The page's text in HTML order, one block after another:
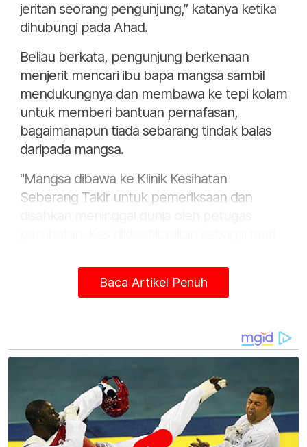
jeritan seorang pengunjung,” katanya ketika
dihubungi pada Ahad.
Beliau berkata, pengunjung berkenaan
menjerit mencari ibu bapa mangsa sambil
mendukungnya dan membawa ke tepi kolam
untuk memberi bantuan pernafasan,
bagaimanapun tiada sebarang tindak balas
daripada mangsa.
"Mangsa dibawa ke Klinik Kesihatan
Seberang Takir untuk pemeriksaan dan
Artikel Berkaitan:
Lelaki lemas di Air Terjun Sekayu ketika cuba
selamatkan rakan
Muat turun aplikasi Sinar Harian. Klik di sini!
Baca Artikel Penuh